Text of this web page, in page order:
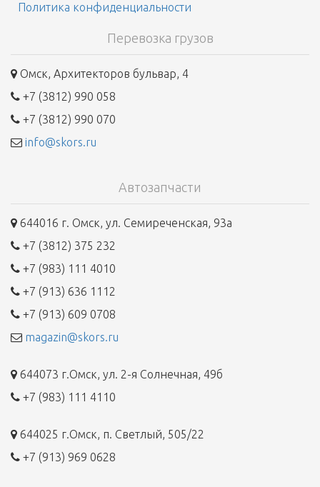
Политика конфиденциальности
Перевозка грузов
Омск, Архитекторов бульвар, 4
+7 (3812) 990 058
+7 (3812) 990 070
info@skors.ru
Автозапчасти
644016 г. Омск, ул. Семиреченская, 93а
+7 (3812) 375 232
+7 (983) 111 4010
+7 (913) 636 1112
+7 (913) 609 0708
magazin@skors.ru
644073 г.Омск, ул. 2-я Солнечная, 49б
+7 (983) 111 4110
644025 г.Омск, п. Светлый, 505/22
+7 (913) 969 0628